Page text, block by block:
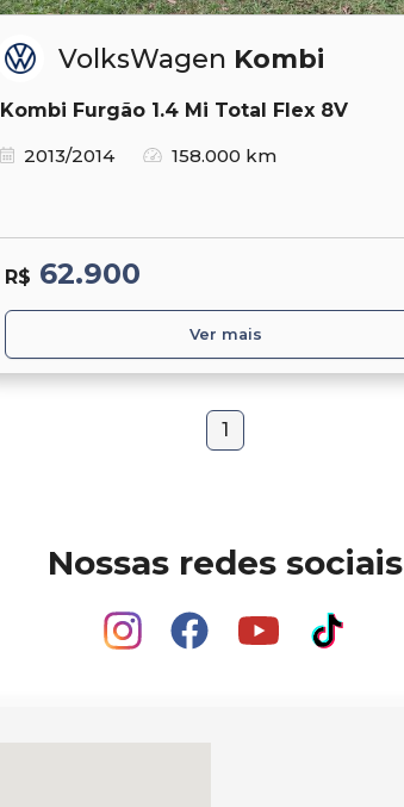
VolksWagen Kombi
Kombi Furgão 1.4 Mi Total Flex 8V
2013/2014
158.000 km
R$ 62.900
Ver mais
1
Nossas redes sociais